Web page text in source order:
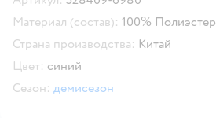
Материал (состав): 100% Полиэстер
Страна производства: Китай
Цвет: синий
Сезон: демисезон